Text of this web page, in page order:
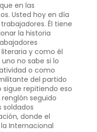
en las
Usted hoy en día
Él tiene
la historia
literaria y como él
no sabe si lo
o como
del partido
repitiendo eso
seguido
soldados
donde el
Internacional